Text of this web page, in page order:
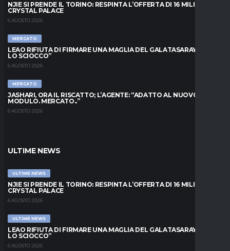
NJIE SI PRENDE IL TORINO: RESPINTA L’OFFERTA DI 16 MILIONI DAL
CRYSTAL PALACE
6 AGOSTO 2026
MERCATO
LEAO RIFIUTA DI FIRMARE UNA MAGLIA DEL GALATASARAY: “FAI
LO SCIOCCO”
6 AGOSTO 2026
MERCATO
JASHARI, ORA IL RISCATTO; L’AGENTE: “ADATTO AL NUOVO
MODULO. MERCATO..”
6 AGOSTO 2026
ULTIME NEWS
ULTIME NEWS
NJIE SI PRENDE IL TORINO: RESPINTA L’OFFERTA DI 16 MILIONI DAL
CRYSTAL PALACE
6 AGOSTO 2026
ULTIME NEWS
LEAO RIFIUTA DI FIRMARE UNA MAGLIA DEL GALATASARAY: “FAI
LO SCIOCCO”
6 AGOSTO 2026